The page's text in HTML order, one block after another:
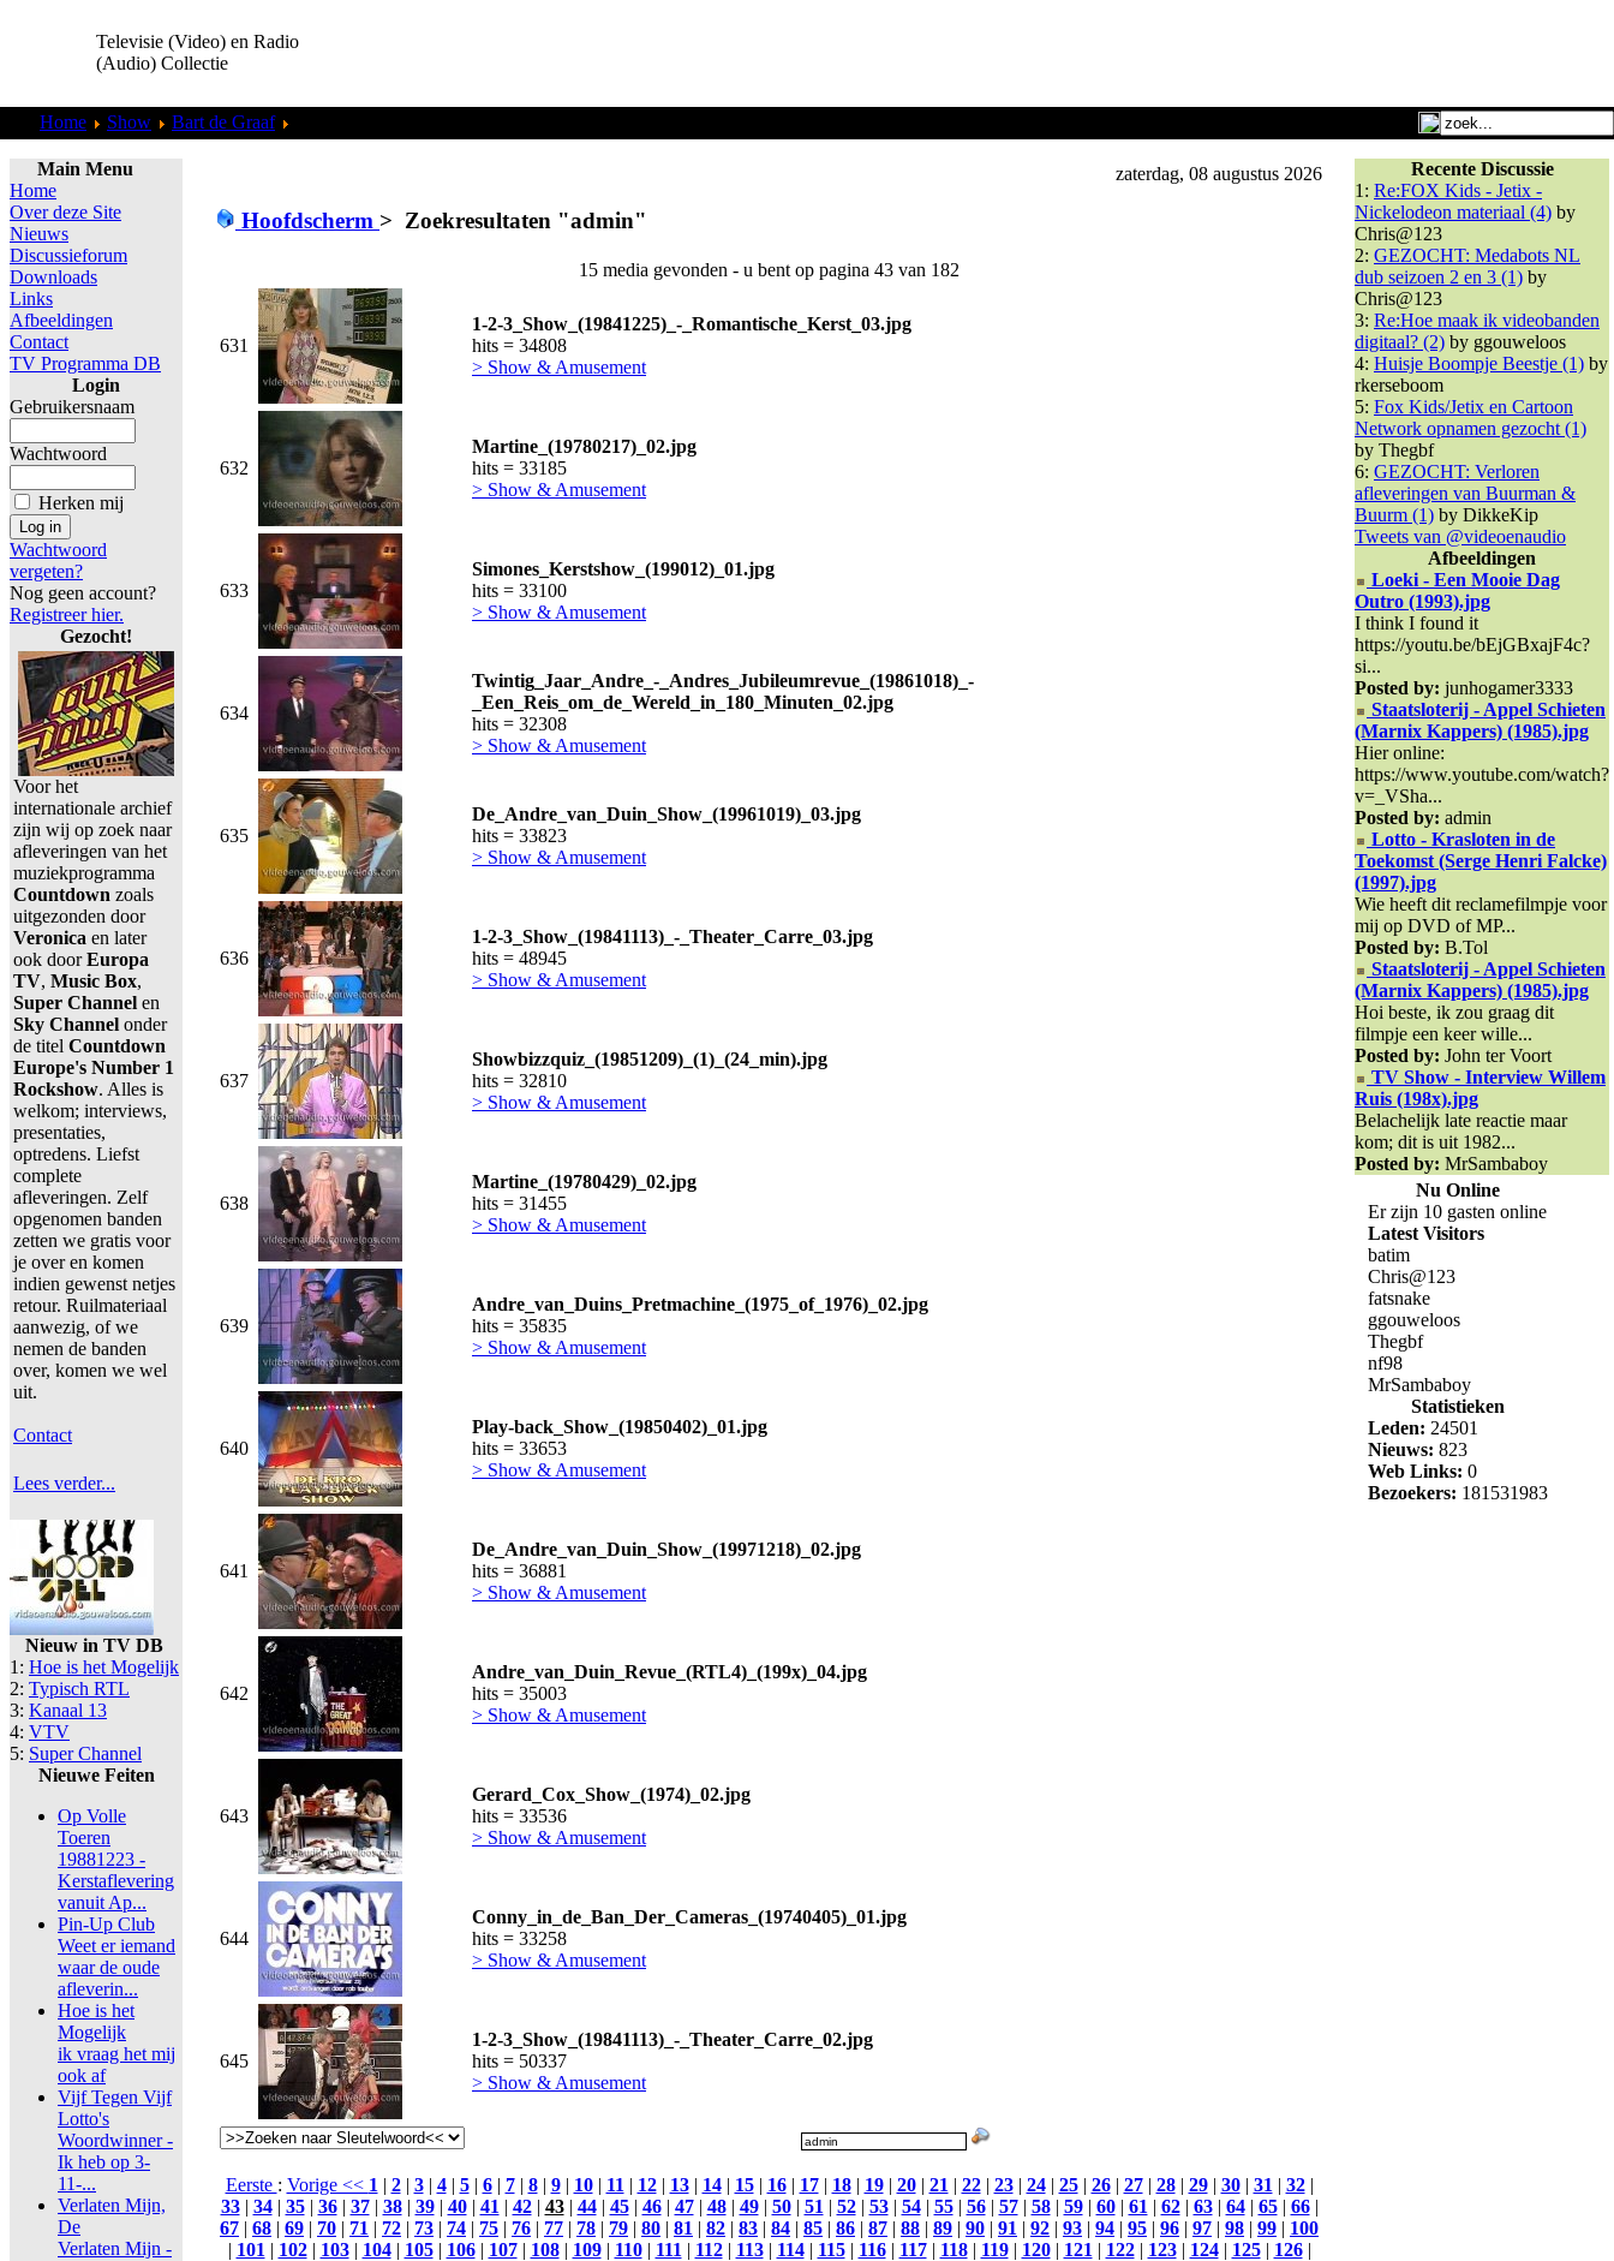
Televisie (Video) en Radio
(Audio) Collectie
Home Show Bart de Graaf
Main Menu
Home
Over deze Site
Nieuws
Discussieforum
Downloads
Links
Afbeeldingen
Contact
TV Programma DB
Login
Gebruikersnaam
Wachtwoord
Herken mij
Wachtwoord
vergeten?
Nog geen account?
Registreer hier.
Gezocht!
Voor het
internationale archief
zijn wij op zoek naar
afleveringen van het
muziekprogramma
Countdown zoals
uitgezonden door
Veronica en later
ook doorEuropa
TV, Music Box,
Super Channel en
Sky Channel onder
de titel Countdown
Europe's Number 1
Rockshow. Alles is
welkom; interviews,
presentaties,
optredens. Liefst
complete
afleveringen. Zelf
opgenomen banden
zetten we gratis voor
je over en komen
indien gewenst netjes
retour. Ruilmateriaal
aanwezig, of we
nemen de banden
over, komen we wel
uit.
Contact
Lees verder...
Nieuw in TV DB
1: Hoe is het Mogelijk
2: Typisch RTL
3: Kanaal 13
4: VTV
5: Super Channel
Nieuwe Feiten
Op Volle
Toeren
19881223 -
Kerstaflevering
vanuit Ap...
Pin-Up Club
Weet er iemand
waar de oude
afleverin...
Hoe is het
Mogelijk
ik vraag het mij
ook af
Vijf Tegen Vijf
Lotto's
Woordwinner -
Ik heb op 3-
11-...
Verlaten Mijn,
De
Verlaten Mijn -
zaterdag, 08 augustus 2026
Hoofdscherm > Zoekresultaten "admin"
15 media gevonden - u bent op pagina 43 van 182
631
1-2-3_Show_(19841225)_-_Romantische_Kerst_03.jpg
hits = 34808
> Show & Amusement
632
Martine_(19780217)_02.jpg
hits = 33185
> Show & Amusement
633
Simones_Kerstshow_(199012)_01.jpg
hits = 33100
> Show & Amusement
634
Twintig_Jaar_Andre_-_Andres_Jubileumrevue_(19861018)_-
_Een_Reis_om_de_Wereld_in_180_Minuten_02.jpg
hits = 32308
> Show & Amusement
635
De_Andre_van_Duin_Show_(19961019)_03.jpg
hits = 33823
> Show & Amusement
636
1-2-3_Show_(19841113)_-_Theater_Carre_03.jpg
hits = 48945
> Show & Amusement
637
Showbizzquiz_(19851209)_(1)_(24_min).jpg
hits = 32810
> Show & Amusement
638
Martine_(19780429)_02.jpg
hits = 31455
> Show & Amusement
639
Andre_van_Duins_Pretmachine_(1975_of_1976)_02.jpg
hits = 35835
> Show & Amusement
640
Play-back_Show_(19850402)_01.jpg
hits = 33653
> Show & Amusement
641
De_Andre_van_Duin_Show_(19971218)_02.jpg
hits = 36881
> Show & Amusement
642
Andre_van_Duin_Revue_(RTL4)_(199x)_04.jpg
hits = 35003
> Show & Amusement
643
Gerard_Cox_Show_(1974)_02.jpg
hits = 33536
> Show & Amusement
644
Conny_in_de_Ban_Der_Cameras_(19740405)_01.jpg
hits = 33258
> Show & Amusement
645
1-2-3_Show_(19841113)_-_Theater_Carre_02.jpg
hits = 50337
> Show & Amusement
Eerste : Vorige << 1| 2| 3| 4| 5| 6| 7| 8| 9| 10| 11| 12| 13| 14| 15| 16| 17| 18| 19| 20| 21| 22| 23| 24| 25| 26| 27| 28| 29| 30| 31| 32|
33| 34| 35| 36| 37| 38| 39| 40| 41| 42| 43| 44| 45| 46| 47| 48| 49| 50| 51| 52| 53| 54| 55| 56| 57| 58| 59| 60| 61| 62| 63| 64| 65| 66|
67 | 68 | 69 | 70 | 71 | 72 | 73 | 74 | 75 | 76 | 77 | 78 | 79 | 80 | 81 | 82 | 83 | 84 | 85 | 86 | 87 | 88 | 89 | 90 | 91 | 92 | 93 | 94 | 95 | 96 | 97 | 98 | 99 | 100
| 101| 102| 103| 104| 105| 106| 107| 108| 109| 110| 111| 112| 113| 114| 115| 116| 117| 118| 119| 120| 121| 122| 123| 124| 125| 126|
Recente Discussie
1: Re:FOX Kids - Jetix -
Nickelodeon materiaal (4) by
Chris@123
2: GEZOCHT: Medabots NL
dub seizoen 2 en 3 (1) by
Chris@123
3: Re:Hoe maak ik videobanden
digitaal? (2) by ggouweloos
4: Huisje Boompje Beestje (1) by
rkerseboom
5: Fox Kids/Jetix en Cartoon
Network opnamen gezocht (1)
by Thegbf
6: GEZOCHT: Verloren
afleveringen van Buurman &
Buurm (1) by DikkeKip
Tweets van @videoenaudio
Afbeeldingen
Loeki - Een Mooie Dag
Outro (1993).jpg
I think I found it
https://youtu.be/bEjGBxajF4c?
si...
Posted by: junhogamer3333
Staatsloterij - Appel Schieten
(Marnix Kappers) (1985).jpg
Hier online:
https://www.youtube.com/watch?
v=_VSha...
Posted by: admin
Lotto - Krasloten in de
Toekomst (Serge Henri Falcke)
(1997).jpg
Wie heeft dit reclamefilmpje voor
mij op DVD of MP...
Posted by: B.Tol
Staatsloterij - Appel Schieten
(Marnix Kappers) (1985).jpg
Hoi beste, ik zou graag dit
filmpje een keer wille...
Posted by: John ter Voort
TV Show - Interview Willem
Ruis (198x).jpg
Belachelijk late reactie maar
kom; dit is uit 1982...
Posted by: MrSambaboy
Nu Online
Er zijn 10 gasten online
Latest Visitors
batim
Chris@123
fatsnake
ggouweloos
Thegbf
nf98
MrSambaboy
Statistieken
Leden: 24501
Nieuws: 823
Web Links: 0
Bezoekers: 181531983